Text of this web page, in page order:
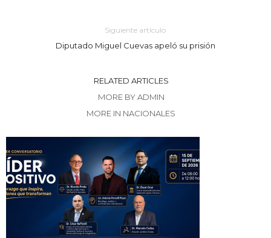
Siguiente artículo
Diputado Miguel Cuevas apeló su prisión
RELATED ARTICLES
MORE BY ADMIN
MORE IN NACIONALES